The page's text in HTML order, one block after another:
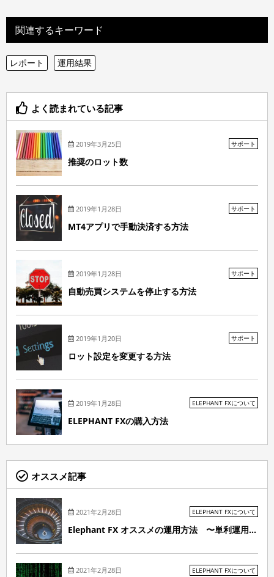
関連するキーワード
レポート 運用結果
よく読まれている記事
2019年3月25日 サポート
推奨のロット数
2019年1月28日 サポート
MT4アプリで手動決済する方法
2019年1月28日 サポート
自動売買システムを停止する方法
2019年1月20日 サポート
ロット設定を変更する方法
2019年1月28日 ELEPHANT FXについて
ELEPHANT FXの購入方法
オススメ記事
2021年2月28日 ELEPHANT FXについて
Elephant FX オススメの運用方法 〜単利運用...
2021年2月28日 ELEPHANT FXについて